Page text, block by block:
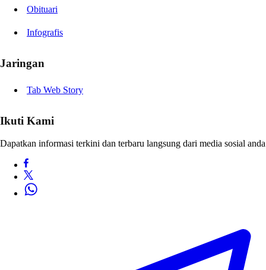
Obituari
Infografis
Jaringan
Tab Web Story
Ikuti Kami
Dapatkan informasi terkini dan terbaru langsung dari media sosial anda